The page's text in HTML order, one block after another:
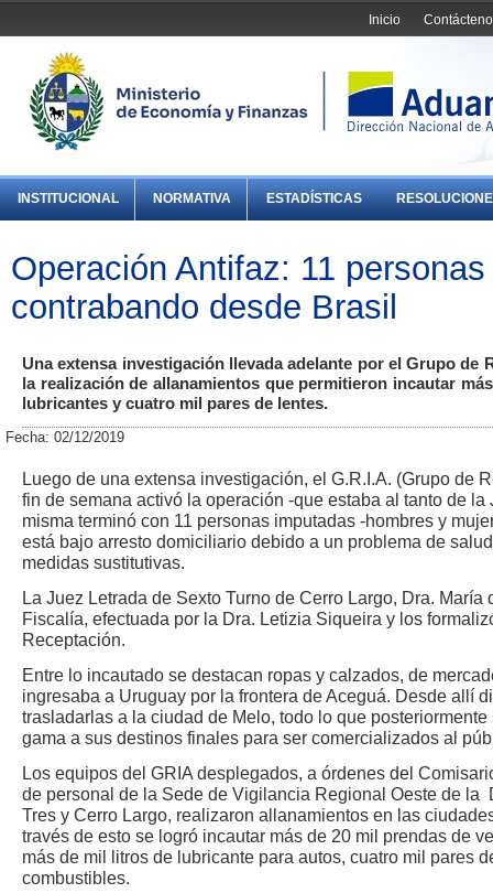
Inicio
INSTITUCIONAL NORMATIVA ESTADÍSTICAS
Operación Antifaz: 11
contrabando desde Brasil
Una extensa investigación llevada adelante por el Grupo de
la realización de allanamientos que permitieron incautar
lubricantes y cuatro mil pares de lentes.
Fecha: 02/12/2019
Luego de una extensa investigación, el G.R.I.A. (Grupo de
fin de semana activó la operación -que estaba al tanto de
misma terminó con 11 personas imputadas -hombres y
está bajo arresto domiciliario debido a un problema de
medidas sustitutivas.
La Juez Letrada de Sexto Turno de Cerro Largo, Dra.
Fiscalía, efectuada por la Dra. Letizia Siqueira y los
Receptación.
Entre lo incautado se destacan ropas y calzados, de
ingresaba a Uruguay por la frontera de Aceguá. Desde allí
trasladarlas a la ciudad de Melo, todo lo que
gama a sus destinos finales para ser comercializados al
Los equipos del GRIA desplegados, a órdenes del
de personal de la Sede de Vigilancia Regional Oeste de la
Tres y Cerro Largo, realizaron allanamientos en las
través de esto se logró incautar más de 20 mil prendas de
más de mil litros de lubricante para autos, cuatro mil pares
combustibles.